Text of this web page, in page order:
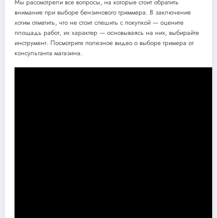
Мы рассмотрели все вопросы, на которые стоит обратить
внимание при выборе бензинового триммера. В заключение
хотим отметить, что не стоит спешить с покупкой — оцените
площадь работ, их характер — основываясь на них, выбирайте
инструмент. Посмотрите полезное видео о выборе тримера от
консультанта магазина.